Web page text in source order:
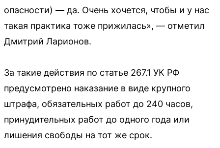
опасности) — да. Очень хочется, чтобы и у нас
такая практика тоже прижилась», — отметил
Дмитрий Ларионов.
За такие действия по статье 267.1 УК РФ
предусмотрено наказание в виде крупного
штрафа, обязательных работ до 240 часов,
принудительных работ до одного года или
лишения свободы на тот же срок.